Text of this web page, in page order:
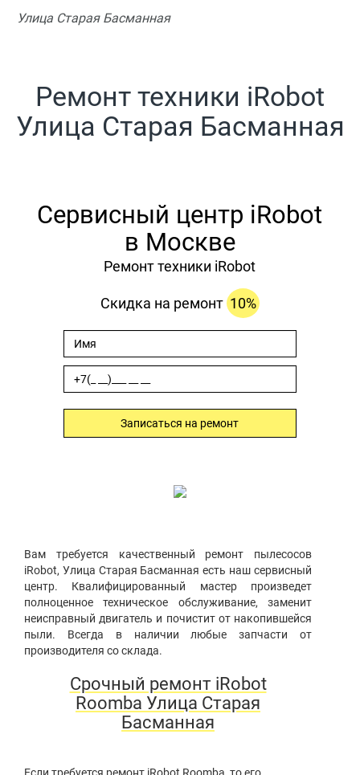
Улица Старая Басманная
Ремонт техники iRobot
Улица Старая Басманная
Сервисный центр iRobot
в Москве
Ремонт техники iRobot
Скидка на ремонт 10%
Записаться на ремонт
Вам требуется качественный ремонт пылесосов
iRobot, Улица Старая Басманная есть наш сервисный
центр. Квалифицированный мастер произведет
полноценное техническое обслуживание, заменит
неисправный двигатель и почистит от накопившейся
пыли. Всегда в наличии любые запчасти от
производителя со склада.
Срочный ремонт iRobot
Roomba Улица Старая
Басманная